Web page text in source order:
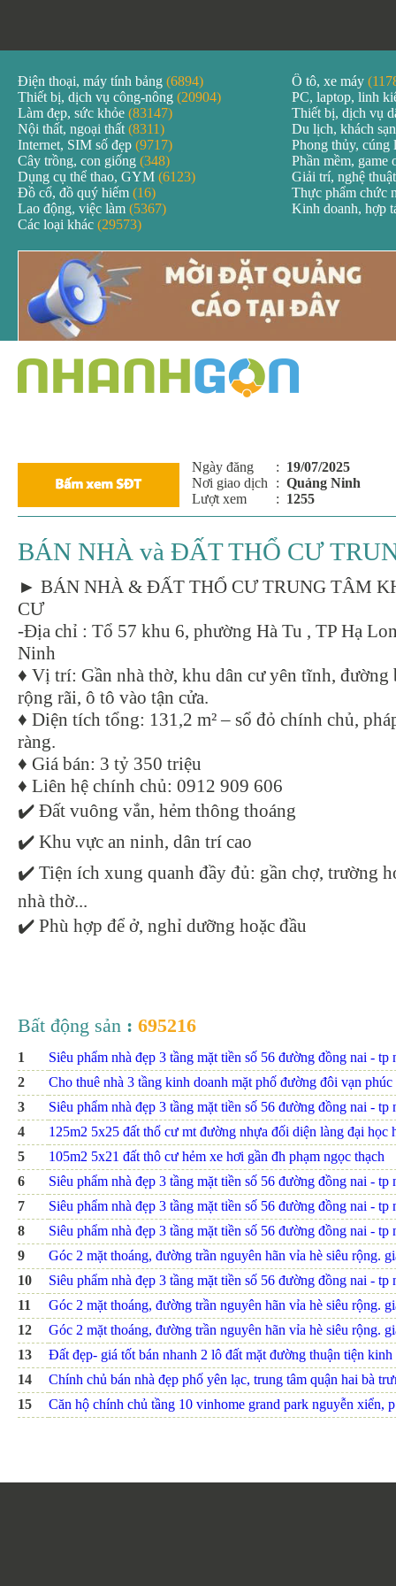
Điện thoại, máy tính bảng (6894) Ô tô, xe máy
Thiết bị, dịch vụ công-nông (20904)
PC, laptop, linh
Làm đẹp, sức khỏe (83147)
Thiết bị, dịch vụ
Nội thất, ngoại thất (8311)
Du lịch, khách
Internet, SIM số đẹp (9717)
Phong thủy, cúng
Cây trồng, con giống (348)
Phần mềm, game
Dụng cụ thể thao, GYM (6123)
Giải trí, nghệ
Đồ cổ, đồ quý hiếm (16)
Thực phẩm chức
Lao động, việc làm (5367)
Kinh doanh, hợp
Các loại khác (29573)
Ngày đăng : 19/07/2025
Nơi giao dịch : Quảng Ninh
Lượt xem
: 1255
BÁN NHÀ và ĐẤT THỔ CƯ
► BÁN NHÀ & ĐẤT THỔ CƯ TRUNG TÂM
CƯ
-Địa chỉ : Tổ 57 khu 6, phường Hà Tu , TP Hạ
Ninh
♦ Vị trí: Gần nhà thờ, khu dân cư yên tĩnh, đường
rộng rãi, ô tô vào tận cửa.
♦ Diện tích tổng: 131,2 m² – sổ đỏ chính chủ,
ràng.
♦ Giá bán: 3 tỷ 350 triệu
♦ Liên hệ chính chủ: 0912 909 606
✔️ Đất vuông vắn, hẻm thông thoáng
✔️ Khu vực an ninh, dân trí cao
✔️ Tiện ích xung quanh đầy đủ: gần chợ, trường
nhà thờ...
✔️ Phù hợp để ở, nghỉ dưỡng hoặc đầu
Bất động sản : 695216
1
Siêu phẩm nhà đẹp 3 tầng mặt tiền số 56 đường đồng nai - tp
2
Cho thuê nhà 3 tầng kinh doanh mặt phố đường đôi vạn phúc
3
Siêu phẩm nhà đẹp 3 tầng mặt tiền số 56 đường đồng nai - tp
4
125m2 5x25 đất thổ cư mt đường nhựa đối diện làng đại học
5
105m2 5x21 đất thô cư hẻm xe hơi gần đh phạm ngọc thạch
6
Siêu phẩm nhà đẹp 3 tầng mặt tiền số 56 đường đồng nai - tp
7
Siêu phẩm nhà đẹp 3 tầng mặt tiền số 56 đường đồng nai - tp
8
Siêu phẩm nhà đẹp 3 tầng mặt tiền số 56 đường đồng nai - tp
9
Góc 2 mặt thoáng, đường trần nguyên hãn vỉa hè siêu rộng.
10
Siêu phẩm nhà đẹp 3 tầng mặt tiền số 56 đường đồng nai - tp
11
Góc 2 mặt thoáng, đường trần nguyên hãn vỉa hè siêu rộng.
12
Góc 2 mặt thoáng, đường trần nguyên hãn vỉa hè siêu rộng.
13
Đất đẹp- giá tốt bán nhanh 2 lô đất mặt đường thuận tiện
14
Chính chủ bán nhà đẹp phố yên lạc, trung tâm quận hai bà
15
Căn hộ chính chủ tầng 10 vinhome grand park nguyễn xiển,